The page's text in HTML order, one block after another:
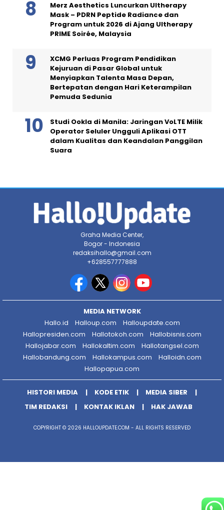
Merz Aesthetics Luncurkan Ultherapy
Mask – PDRN Peptide Radiance dan
Program untuk 2026 di Ajang Ultherapy
PRIME Soirée, Malaysia
XCMG Perluas Program Pendidikan
Kejuruan di Pasar Global untuk
Menyiapkan Talenta Masa Depan,
Bertepatan dengan Hari Keterampilan
Pemuda Sedunia
Studi Ookla di Manila: Jaringan VoLTE Milik
Operator Seluler Ungguli Aplikasi OTT
dalam Kualitas dan Keandalan Panggilan
Suara
Graha Media Center,
Bogor - Indonesia
redaksihallo@gmail.com
+628557777888
MEDIA NETWORK
Hallo.id
Halloup.com
Halloupdate.com
Hallopresiden.com
Hallotokoh.com
Hallobisnis.com
Hallojabar.com
Hallokaltim.com
Hallotangsel.com
Hallobandung.com
Hallokampus.com
Halloidn.com
Hallopapua.com
HISTORI MEDIA KODE ETIK
MEDIA SIBER
TIM REDAKSI
KONTAK IKLAN HAK JAWAB
COPYRIGHT © 2026 HALLOUPDATE.COM - ALL RIGHTS RESERVED